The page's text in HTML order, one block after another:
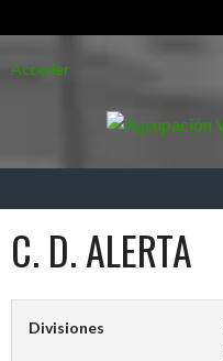
alAcceder
C. D. ALERTA
Divisiones